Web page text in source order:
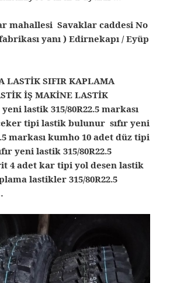
mahallesi Savaklar caddesi No
yanı ) Edirnekapı / Eyüp
LASTİK SIFIR KAPLAMA
İŞ MAKİNE LASTİK
yeni lastik 315/80R22.5 markası
tipi lastik bulunur sıfır yeni
markası kumho 10 adet düz tipi
yeni lastik 315/80R22.5
4 adet kar tipi yol desen lastik
lastikler 315/80R22.5